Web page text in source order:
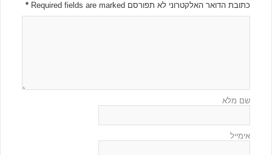
כתובת הדואר האלקטרוני לא תפורסם Required fields are marked *
שם מלא
אימייל